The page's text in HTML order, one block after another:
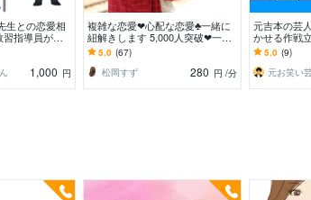
生との恋愛相
指導員が好
1,000 円
複雑な恋愛❤心配な恋愛♣一緒に
紐解きします 5,000人突破❤一人
で抱え込まないで☘️心底アドバイ
ス
5.0 (67)
松岡すず
280 円 /分
元吉本の芸
かせる作戦
追われる恋
変える恋愛相
5.0 (9)